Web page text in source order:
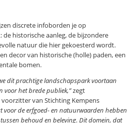
discrete infoborden je op
historische aanleg, de bijzondere
natuur die hier gekoesterd wordt.
decor van historische (holle) paden, een
bomen.
dit prachtige landschapspark voortaan
voor het brede publiek,”zegt
voorzitter van Stichting Kempens
voor de erfgoed- en natuurwaarden hebben
behoud en beleving. Dit domein, dat